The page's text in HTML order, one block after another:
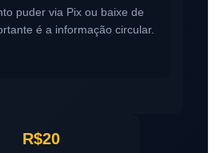
puder via Pix ou baixe de
é a informação circular.
R$20